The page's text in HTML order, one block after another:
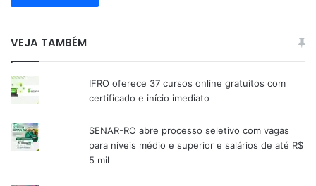
VEJA TAMBÉM
IFRO oferece 37 cursos online gratuitos com
certificado e início imediato
SENAR-RO abre processo seletivo com vagas
para níveis médio e superior e salários de até R$
5 mil